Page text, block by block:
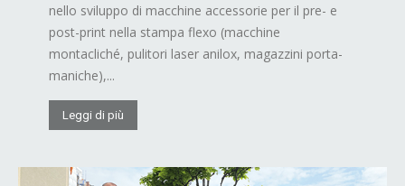
nello sviluppo di macchine accessorie per il pre- e
post-print nella stampa flexo (macchine
montacliché, pulitori laser anilox, magazzini porta-
maniche),...
Leggi di più